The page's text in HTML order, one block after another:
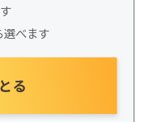
選べます